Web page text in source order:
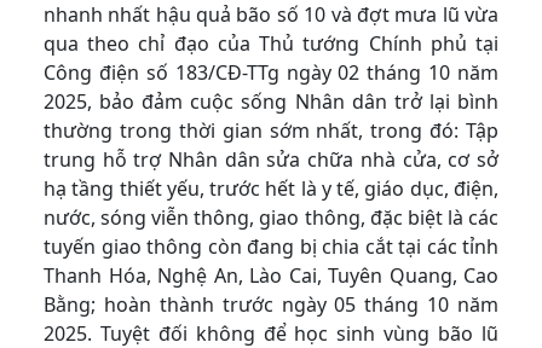
nhanh nhất hậu quả bão số 10 và đợt mưa lũ vừa
qua theo chỉ đạo của Thủ tướng Chính phủ tại
Công điện số 183/CĐ-TTg ngày 02 tháng 10 năm
2025, bảo đảm cuộc sống Nhân dân trở lại bình
thường trong thời gian sớm nhất, trong đó: Tập
trung hỗ trợ Nhân dân sửa chữa nhà cửa, cơ sở
hạ tầng thiết yếu, trước hết là y tế, giáo dục, điện,
nước, sóng viễn thông, giao thông, đặc biệt là các
tuyến giao thông còn đang bị chia cắt tại các tỉnh
Thanh Hóa, Nghệ An, Lào Cai, Tuyên Quang, Cao
Bằng; hoàn thành trước ngày 05 tháng 10 năm
2025. Tuyệt đối không để học sinh vùng bão lũ